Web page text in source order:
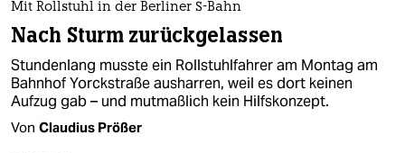
Mit Rollstuhl in der Berliner S-Bahn
Nach Sturm zurückgelassen
Stundenlang musste ein Rollstuhlfahrer am Montag am
Bahnhof Yorckstraße ausharren, weil es dort keinen
Aufzug gab – und mutmaßlich kein Hilfskonzept.
Von Claudius Prößer